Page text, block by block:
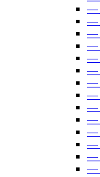
—
—
—
—
—
—
—
—
—
—
—
—
—
—